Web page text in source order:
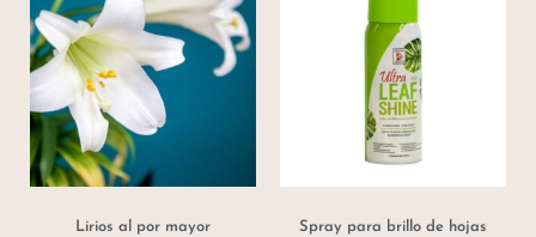
Lirios al por mayor Spray para brillo de hojas